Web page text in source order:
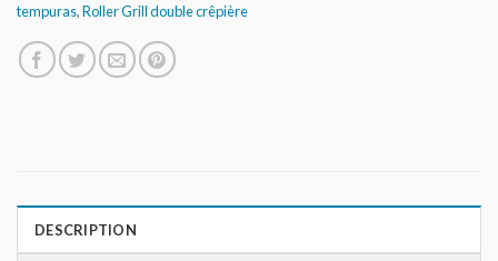
tempuras,Roller Grill double crêpière
DESCRIPTION